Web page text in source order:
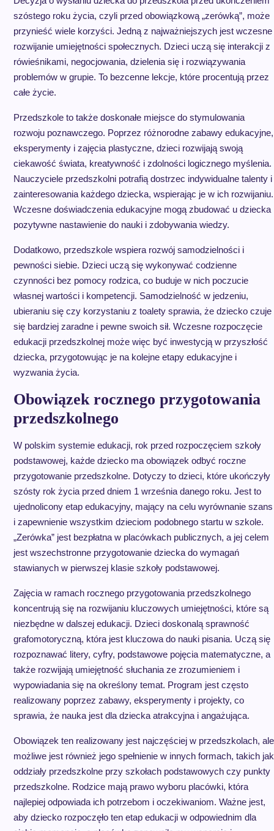
szóstego roku życia, czyli przed obowiązkową „zerówką”, może
przynieść wiele korzyści. Jedną z najważniejszych jest wczesne
rozwijanie umiejętności społecznych. Dzieci uczą się interakcji z
rówieśnikami, negocjowania, dzielenia się i rozwiązywania
problemów w grupie. To bezcenne lekcje, które procentują przez
całe życie.
Przedszkole to także doskonałe miejsce do stymulowania
rozwoju poznawczego. Poprzez różnorodne zabawy edukacyjne,
eksperymenty i zajęcia plastyczne, dzieci rozwijają swoją
ciekawość świata, kreatywność i zdolności logicznego myślenia.
Nauczyciele przedszkolni potrafią dostrzec indywidualne talenty i
zainteresowania każdego dziecka, wspierając je w ich rozwijaniu.
Wczesne doświadczenia edukacyjne mogą zbudować u dziecka
pozytywne nastawienie do nauki i zdobywania wiedzy.
Dodatkowo, przedszkole wspiera rozwój samodzielności i
pewności siebie. Dzieci uczą się wykonywać codzienne
czynności bez pomocy rodzica, co buduje w nich poczucie
własnej wartości i kompetencji. Samodzielność w jedzeniu,
ubieraniu się czy korzystaniu z toalety sprawia, że dziecko czuje
się bardziej zaradne i pewne swoich sił. Wczesne rozpoczęcie
edukacji przedszkolnej może więc być inwestycją w przyszłość
dziecka, przygotowując je na kolejne etapy edukacyjne i
wyzwania życia.
Obowiązek rocznego przygotowania
przedszkolnego
W polskim systemie edukacji, rok przed rozpoczęciem szkoły
podstawowej, każde dziecko ma obowiązek odbyć roczne
przygotowanie przedszkolne. Dotyczy to dzieci, które ukończyły
szósty rok życia przed dniem 1 września danego roku. Jest to
ujednolicony etap edukacyjny, mający na celu wyrównanie szans
i zapewnienie wszystkim dzieciom podobnego startu w szkole.
„Zerówka” jest bezpłatna w placówkach publicznych, a jej celem
jest wszechstronne przygotowanie dziecka do wymagań
stawianych w pierwszej klasie szkoły podstawowej.
Zajęcia w ramach rocznego przygotowania przedszkolnego
koncentrują się na rozwijaniu kluczowych umiejętności, które są
niezbędne w dalszej edukacji. Dzieci doskonalą sprawność
grafomotoryczną, która jest kluczowa do nauki pisania. Uczą się
rozpoznawać litery, cyfry, podstawowe pojęcia matematyczne, a
także rozwijają umiejętność słuchania ze zrozumieniem i
wypowiadania się na określony temat. Program jest często
realizowany poprzez zabawy, eksperymenty i projekty, co
sprawia, że nauka jest dla dziecka atrakcyjna i angażująca.
Obowiązek ten realizowany jest najczęściej w przedszkolach, ale
możliwe jest również jego spełnienie w innych formach, takich jak
oddziały przedszkolne przy szkołach podstawowych czy punkty
przedszkolne. Rodzice mają prawo wyboru placówki, która
najlepiej odpowiada ich potrzebom i oczekiwaniom. Ważne jest,
aby dziecko rozpoczęło ten etap edukacji w odpowiednim dla